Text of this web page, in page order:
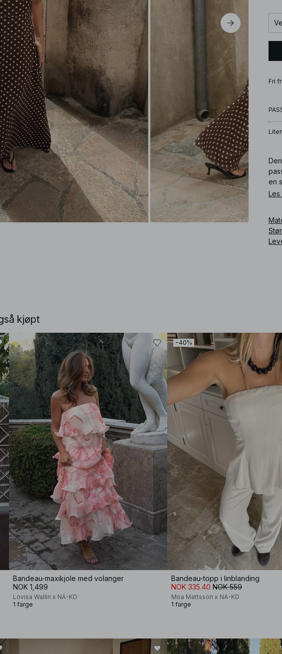
Fri
Liten
en
Les
kjøpt
Bandeau-maxikjole med volanger
NOK 1,499
Lovisa Wallin x NA-KD
1 farge
−40%
Bandeau-topp i linblanding
NOK 335.40 NOK 559
Moa Mattsson x NA-KD
1 farge